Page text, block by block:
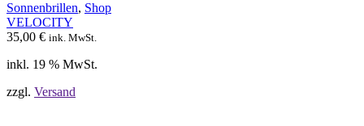
Sonnenbrillen, Shop
VELOCITY
35,00 € ink. MwSt.
inkl. 19 % MwSt.
zzgl. Versand